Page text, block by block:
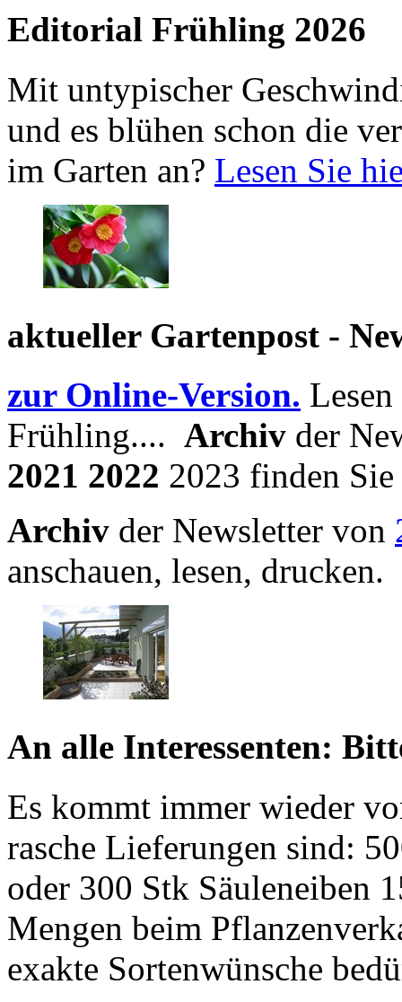
Editorial Frühling 2026
Mit untypischer
und es blühen schon die
im Garten an? Lesen Sie
aktueller Gartenpost -
zur Online-Version.
Frühling.... Archiv der
2021 2022 2023 finden Sie
Archiv der Newsletter von
anschauen, lesen, drucken.
An alle Interessenten:
Es kommt immer wieder
rasche Lieferungen sind:
oder 300 Stk Säuleneiben
Mengen beim
exakte Sortenwünsche